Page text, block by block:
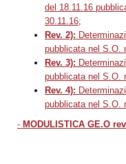
del 18.11.16
30.11.16;
Rev. 2):
pubblicata nel S.O.
Rev. 3):
pubblicata nel S.O.
Rev. 4):
pubblicata nel S.O.
- MODULISTICA GE.O